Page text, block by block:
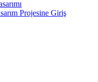
Projesine Giriş